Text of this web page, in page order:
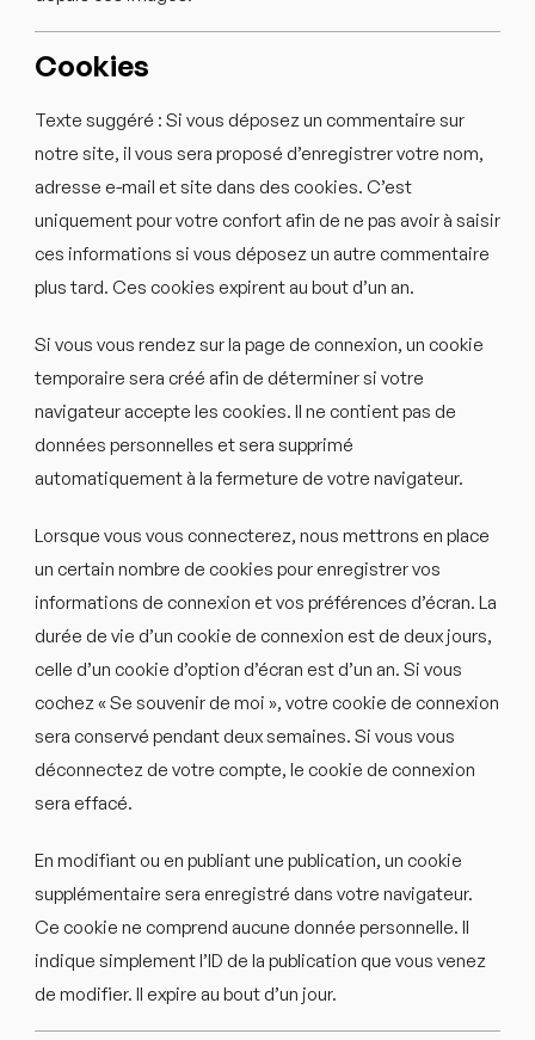
Cookies
Texte suggéré : Si vous déposez un commentaire sur
notre site, il vous sera proposé d’enregistrer votre nom,
adresse e-mail et site dans des cookies. C’est
uniquement pour votre confort afin de ne pas avoir à saisir
ces informations si vous déposez un autre commentaire
plus tard. Ces cookies expirent au bout d’un an.
Si vous vous rendez sur la page de connexion, un cookie
temporaire sera créé afin de déterminer si votre
navigateur accepte les cookies. Il ne contient pas de
données personnelles et sera supprimé
automatiquement à la fermeture de votre navigateur.
Lorsque vous vous connecterez, nous mettrons en place
un certain nombre de cookies pour enregistrer vos
informations de connexion et vos préférences d’écran. La
durée de vie d’un cookie de connexion est de deux jours,
celle d’un cookie d’option d’écran est d’un an. Si vous
cochez « Se souvenir de moi », votre cookie de connexion
sera conservé pendant deux semaines. Si vous vous
déconnectez de votre compte, le cookie de connexion
sera effacé.
En modifiant ou en publiant une publication, un cookie
supplémentaire sera enregistré dans votre navigateur.
Ce cookie ne comprend aucune donnée personnelle. Il
indique simplement l’ID de la publication que vous venez
de modifier. Il expire au bout d’un jour.